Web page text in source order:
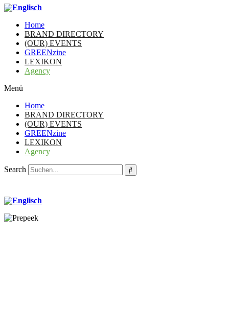
Home
BRAND DIRECTORY
(OUR) EVENTS
GREENzine
LEXIKON
Agency
Menü
Home
BRAND DIRECTORY
(OUR) EVENTS
GREENzine
LEXIKON
Agency
Search